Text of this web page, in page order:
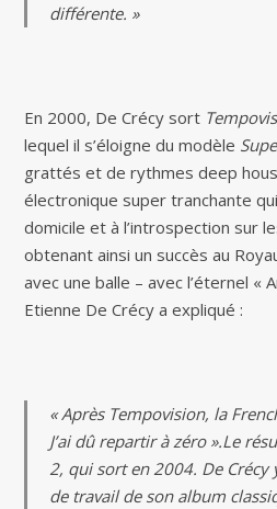
différente. »
En 2000, De Crécy sort
lequel il s’éloigne du modèle
grattés et de rythmes deep
électronique super tranchante
domicile et à l’introspection sur
obtenant ainsi un succès au
avec une balle – avec l’éternel «
Etienne De Crécy a expliqué :
« Après Tempovision, la
J’ai dû repartir à zéro ».Le
2, qui sort en 2004. De
de travail de son album